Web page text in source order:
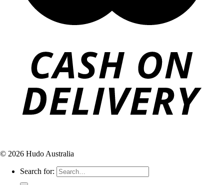
© 2026 Hudo Australia
Search for: